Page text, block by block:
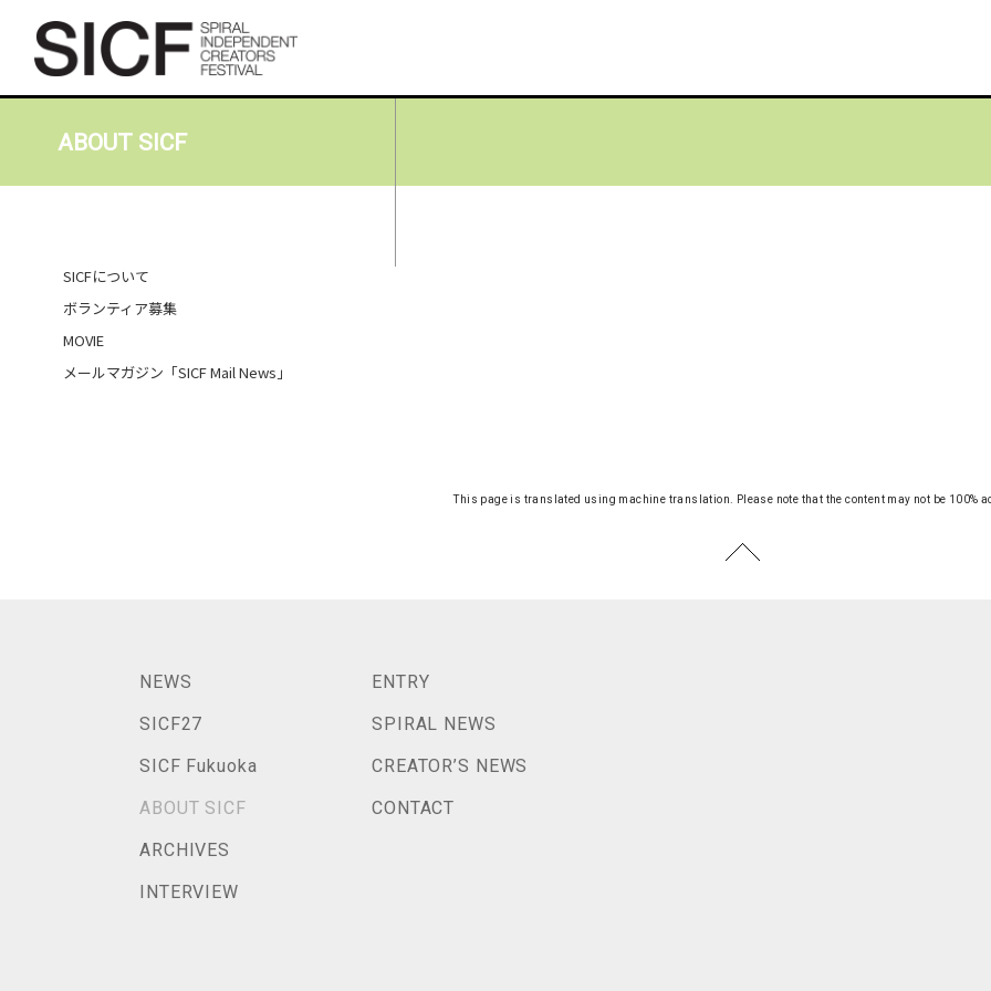
ABOUT SICF
SICFについて
ボランティア募集
MOVIE
メールマガジン「SICF Mail News」
This page is translated using machine translation. Please note that the content may not be 100%
NEWS
SICF27
SICF Fukuoka
ABOUT SICF
ARCHIVES
INTERVIEW
ENTRY
SPIRAL NEWS
CREATOR’S NEWS
CONTACT